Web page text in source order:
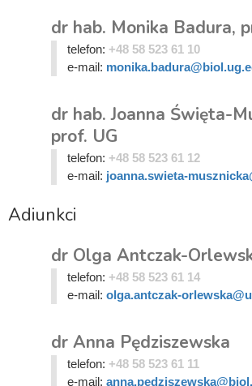
dr hab. Monika Badura,
telefon: +48 58 523 61 10
e-mail:
dr hab. Joanna Święta-
prof. UG
telefon: +48 58 523 61 12
e-mail: joanna.swieta-
Adiunkci
dr Olga Antczak-
telefon: +48 58 523 61 14
e-mail: olga.antczak-
dr Anna Pędziszewska
telefon: +48 58 523 61 11
e-mail: